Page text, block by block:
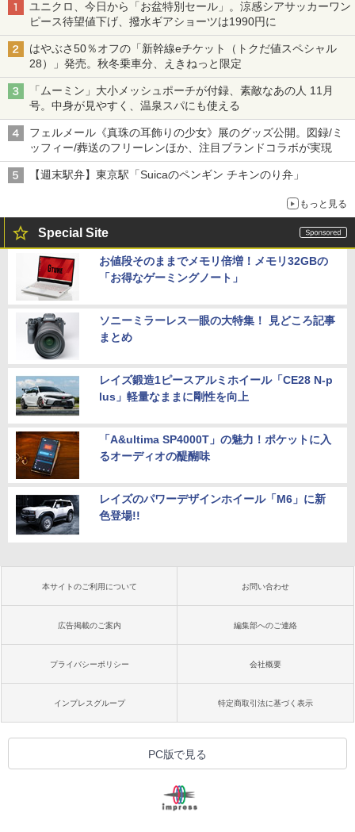
ユニクロ、今日から「お盆特別セール」。涼感シアサッカーワン
ピース待望値下げ、撥水ギアショーツは1990円に
はやぶさ50％オフの「新幹線eチケット（トクだ値スペシャル
28）」発売。秋冬乗車分、えきねっと限定
「ムーミン」大小メッシュポーチが付録、素敵なあの人 11月
号。中身が見やすく、温泉スパにも使える
フェルメール《真珠の耳飾りの少女》展のグッズ公開。図録/ミ
ッフィー/葬送のフリーレンほか、注目ブランドコラボが実現
【週末駅弁】東京駅「Suicaのペンギン チキンのり弁」
もっと見る
Special Site
お値段そのままでメモリ倍増！メモリ32GBの
「お得なゲーミングノート」
ソニーミラーレス一眼の大特集！ 見どころ記事
まとめ
レイズ鍛造1ピースアルミホイール「CE28 N-p
lus」軽量なままに剛性を向上
「A&ultima SP4000T」の魅力！ポケットに入
るオーディオの醍醐味
レイズのパワーデザインホイール「M6」に新
色登場!!
本サイトのご利用について お問い合わせ
広告掲載のご案内 編集部へのご連絡
プライバシーポリシー 会社概要
インプレスグループ 特定商取引法に基づく表示
PC版で見る